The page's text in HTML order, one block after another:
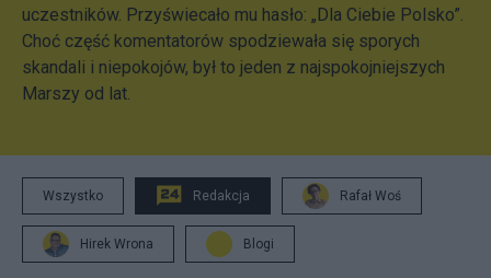
uczestników. Przyświecało mu hasło: „Dla Ciebie Polsko”.
Choć część komentatorów spodziewała się sporych
skandali i niepokojów, był to jeden z najspokojniejszych
Marszy od lat.
Wszystko Redakcja Rafał Woś
Hirek Wrona Blogi